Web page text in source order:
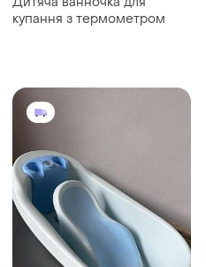
купання з термометром